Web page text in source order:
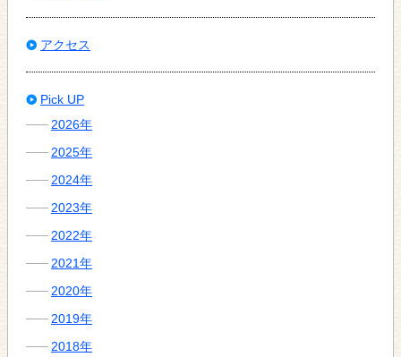
アクセス
Pick UP
2026年
2025年
2024年
2023年
2022年
2021年
2020年
2019年
2018年